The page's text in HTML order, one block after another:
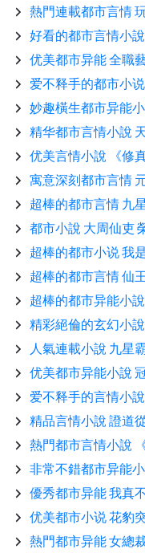
熱門連載都市言情
好看的都市言情小說 戶外直播
优美都市异能 全職
爱不释手的都市小说
妙趣橫生都市异能小說 從靈氣
精华都市言情小說 天唐
优美言情小說 《修真
寓意深刻都市言情
超棒的都市言情 九
都市小說 大周仙吏
超棒的都市小说 我是卡卡卡卡
超棒的都市言情 仙王
超棒的都市异能小說 戶外直
精彩絕倫的玄幻小說 我真
人氣連載小說 九星霸
优美都市异能小說 冠
爱不释手的言情小說 人
精品言情小說 證道從遮
熱門都市言情小說
非常不錯都市异能小
優秀都市异能 我真不
优美都市小说 花豹突
熱門都市异能 女總裁